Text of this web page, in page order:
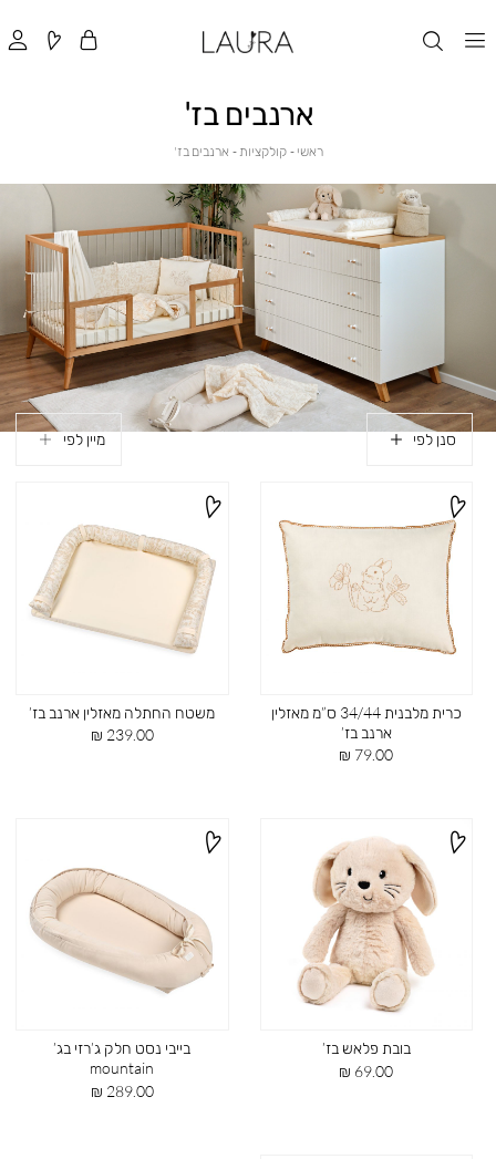
ארנבים בז'
ראשי ראשי
קולקציותקולקציות
ארנבים בז'
סנן לפי
כרית מלבנית 34/44 ס”מ מאזלין
ארנב בז’
מחיר
79.00 ₪
משטח החתלה מאזלין ארנב בז’
מחיר
239.00 ₪
בובת פלאש בז’
מחיר
69.00 ₪
בייבי נסט חלק ג’רזי בג’
mountain
מחיר
289.00 ₪